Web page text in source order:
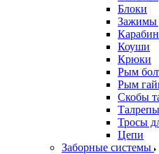
Блоки
Зажимы
Коуши
Крюки
Рым
Рым
Скобы
Талрепы
Тросы
Цепи
Заборные системы